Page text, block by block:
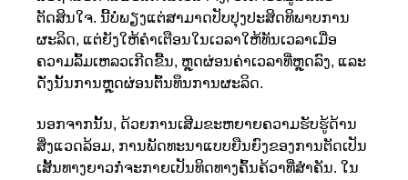
ຕັດສິນໃຈ. ນີ້ບໍ່ພຽງແຕ່ສາມາດປັບປຸງປະສິດທິພາບການ
ຜະລິດ, ແຕ່ຍັງໃຫ້ຄໍາເຕືອນໃນເວລາໃຫ້ທັນເວລາເມື່ອ
ຄວາມລົ້ມເຫລວເກີດຂື້ນ, ຫຼຸດຜ່ອນຄ່າເວລາທີ່ຫຼຸດລົງ, ແລະ
ດັ່ງນັ້ນການຫຼຸດຜ່ອນຕົ້ນທຶນການຜະລິດ.
ນອກຈາກນັ້ນ, ດ້ວຍການເສີມຂະຫຍາຍຄວາມຮັບຮູ້ດ້ານ
ສິ່ງແວດລ້ອມ, ການພັດທະນາແບບຍືນຍົງຂອງການຕັດເປັນ
ເສັ້ນທາງຍາວກໍ່ຈະກາຍເປັນທິດທາງຄົ້ນຄ້ວາທີ່ສໍາຄັນ. ໃນ